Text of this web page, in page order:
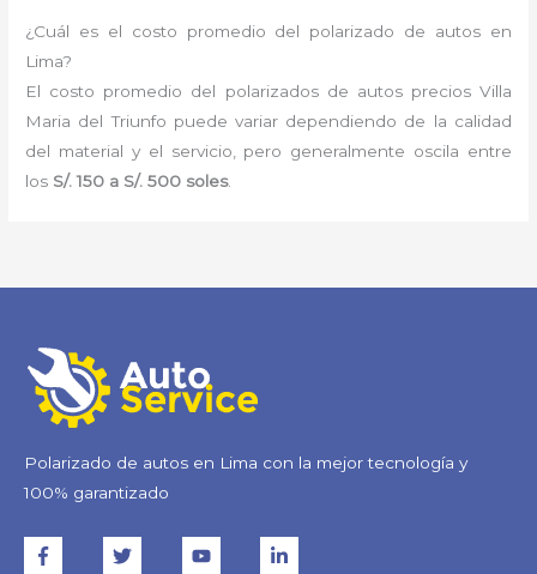
¿Cuál es el costo promedio del polarizado de autos en
Lima?
El costo promedio del polarizados de autos precios Villa
Maria del Triunfo puede variar dependiendo de la calidad
del material y el servicio, pero generalmente oscila entre
los S/. 150 a S/. 500 soles.
Polarizado de autos en Lima con la mejor tecnología y
100% garantizado